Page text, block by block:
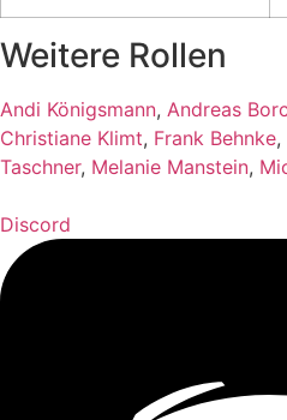
Weitere Rollen
Andi Königsmann, Andreas
Christiane Klimt, Frank Behnke,
Taschner, Melanie Manstein,
Discord